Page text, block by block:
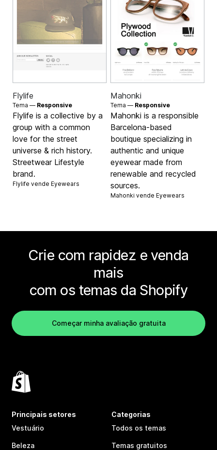
Flylife
Tema — Responsive
Flylife is a collective by a
group with a common
love for the street
universe & rich history.
Streetwear Lifestyle
brand.
Flylife vende Eyewears
Mahonki
Tema — Responsive
Mahonki is a responsible
Barcelona-based
boutique specializing in
authentic and unique
eyewear made from
renewable and recycled
sources.
Mahonki vende Eyewears
Crie com rapidez e venda
mais
com os temas da Shopify
Começar minha avaliação gratuita
Principais setores
Vestuário
Beleza
Categorias
Todos os temas
Temas gratuitos